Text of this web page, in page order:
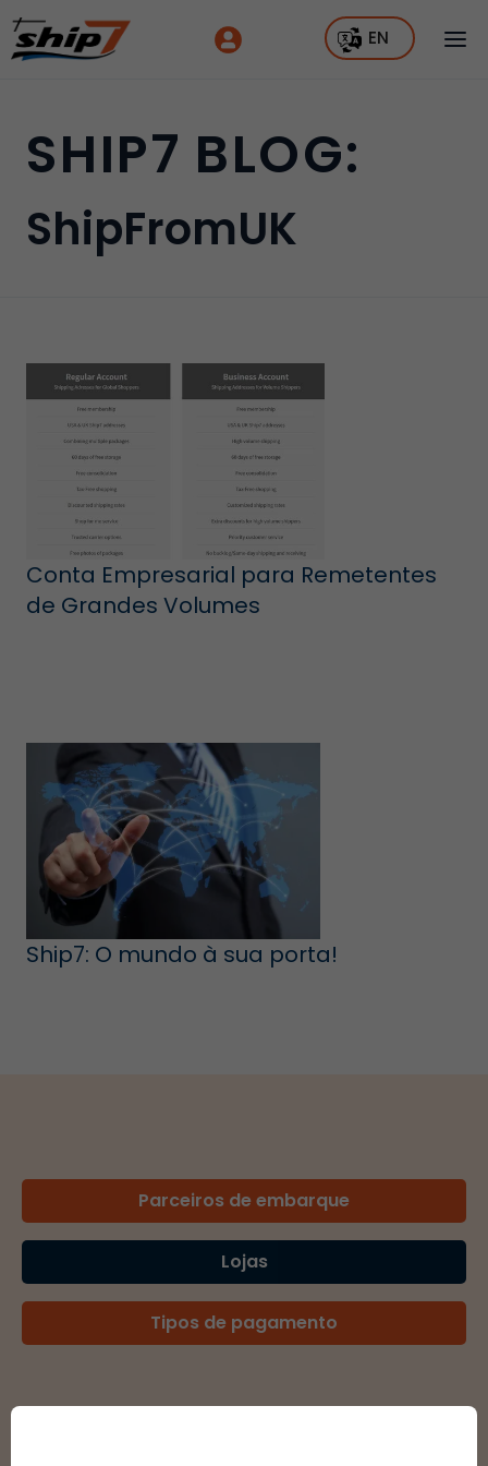
EN
SHIP7 BLOG:
ShipFromUK
Conta Empresarial para Remetentes
de Grandes Volumes
Ship7: O mundo à sua porta!
Parceiros de embarque
Lojas
Tipos de pagamento